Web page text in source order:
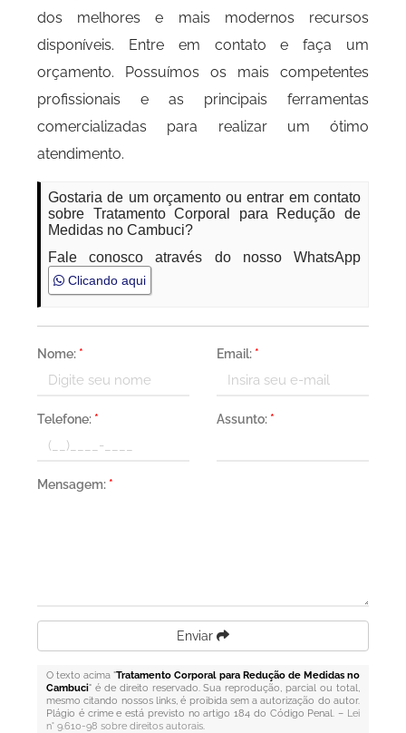
dos melhores e mais modernos recursos
disponíveis. Entre em contato e faça um
orçamento. Possuímos os mais competentes
profissionais e as principais ferramentas
comercializadas para realizar um ótimo
atendimento.
Gostaria de um orçamento ou entrar em contato
sobre Tratamento Corporal para Redução de
Medidas no Cambuci?
Fale conosco através do nosso WhatsApp
Clicando aqui
Nome: * Email: *
Telefone: * Assunto: *
Mensagem: *
Enviar
O texto acima "Tratamento Corporal para Redução de Medidas no
Cambuci" é de direito reservado. Sua reprodução, parcial ou total,
mesmo citando nossos links, é proibida sem a autorização do autor.
Plágio é crime e está previsto no artigo 184 do Código Penal. – Lei
n° 9.610-98 sobre direitos autorais.